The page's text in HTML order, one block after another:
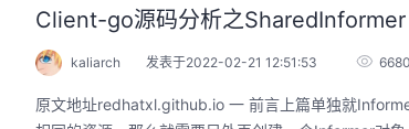
Client-go源码分析之SharedInformer
kaliarch 发表于2022-02-21 12:51:53 6680
原文地址redhatxl.github.io 一 前言上篇单独就